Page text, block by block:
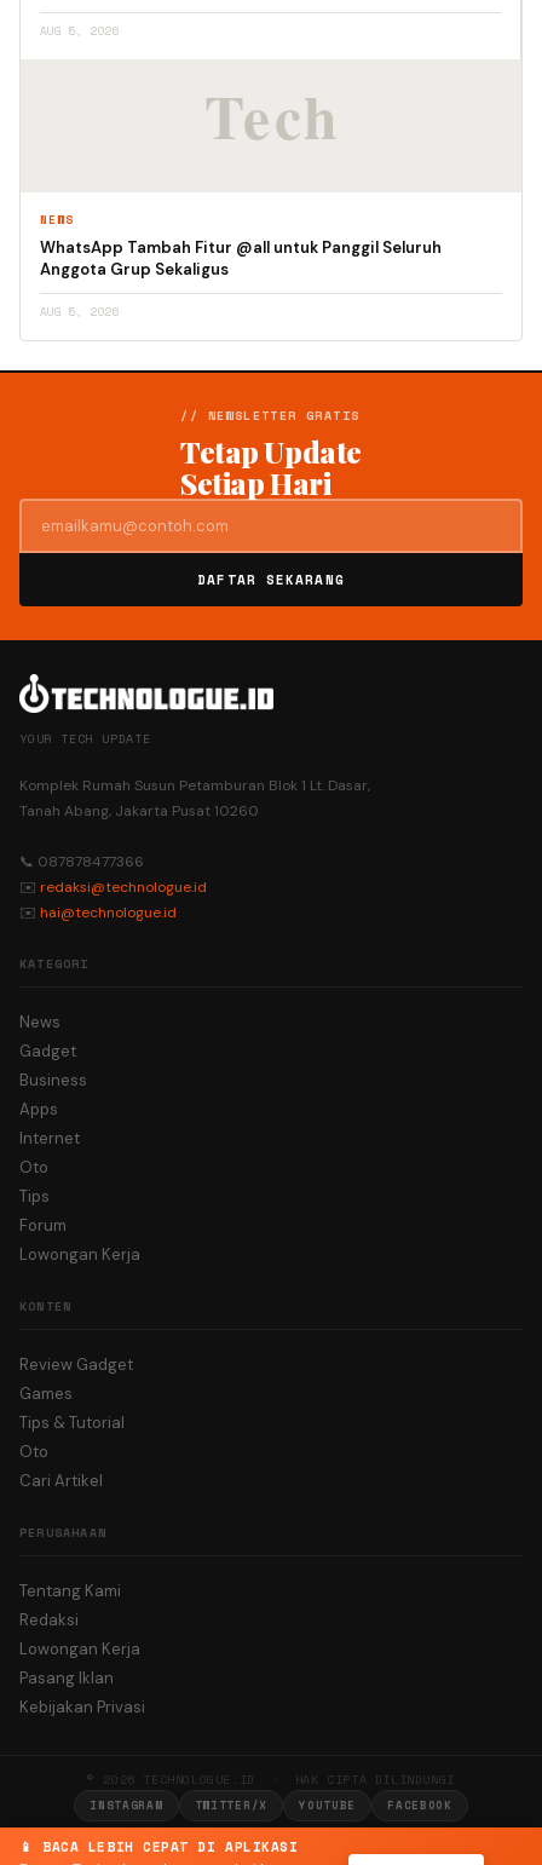
📱 BACA LEBIH CEPAT DI APLIKASI
AUG 5, 2026
NEWS
WhatsApp Tambah Fitur @all untuk Panggil Seluruh
Anggota Grup Sekaligus
AUG 5, 2026
// NEWSLETTER GRATIS
Tetap Update
Setiap Hari
DAFTAR SEKARANG
YOUR TECH UPDATE
Komplek Rumah Susun Petamburan Blok 1 Lt. Dasar,
Tanah Abang, Jakarta Pusat 10260
📞 087878477366
✉️ redaksi@technologue.id
✉️ hai@technologue.id
KATEGORI
News
Gadget
Business
Apps
Internet
Oto
Tips
Forum
Lowongan Kerja
KONTEN
Review Gadget
Games
Tips & Tutorial
Oto
Cari Artikel
PERUSAHAAN
Tentang Kami
Redaksi
Lowongan Kerja
Pasang Iklan
Kebijakan Privasi
© 2026 TECHNOLOGUE.ID · HAK CIPTA DILINDUNGI
INSTAGRAM TWITTER/X YOUTUBE FACEBOOK